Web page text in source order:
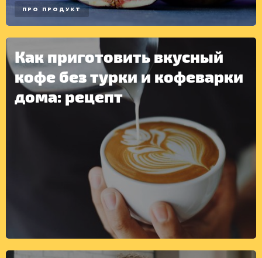
ПРО ПРОДУКТ
Как приготовить вкусный
кофе без турки и кофеварки
дома: рецепт